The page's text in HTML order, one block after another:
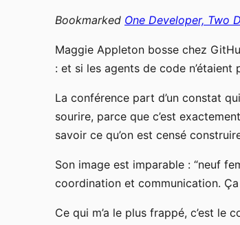
Bookmarked One Developer, Two
Maggie Appleton bosse chez
: et si les agents de code
La conférence part d’un constat
sourire, parce que c’est
savoir ce qu’on est censé
Son image est imparable : “neuf
coordination et communication.
Ce qui m’a le plus frappé, c’est